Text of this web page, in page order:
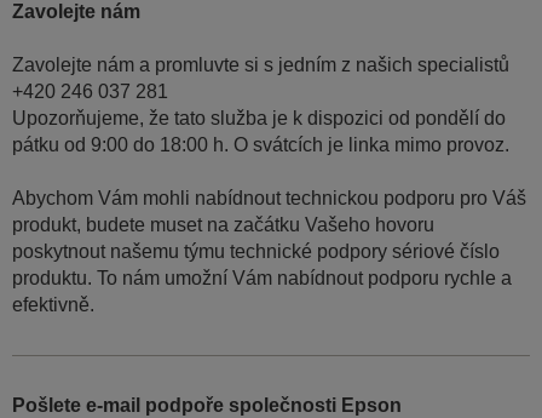
Zavolejte nám
Zavolejte nám a promluvte si s jedním z našich specialistů
+420 246 037 281
Upozorňujeme, že tato služba je k dispozici od pondělí do
pátku od 9:00 do 18:00 h. O svátcích je linka mimo provoz.
Abychom Vám mohli nabídnout technickou podporu pro Váš
produkt, budete muset na začátku Vašeho hovoru
poskytnout našemu týmu technické podpory sériové číslo
produktu. To nám umožní Vám nabídnout podporu rychle a
efektivně.
Pošlete e-mail podpoře společnosti Epson